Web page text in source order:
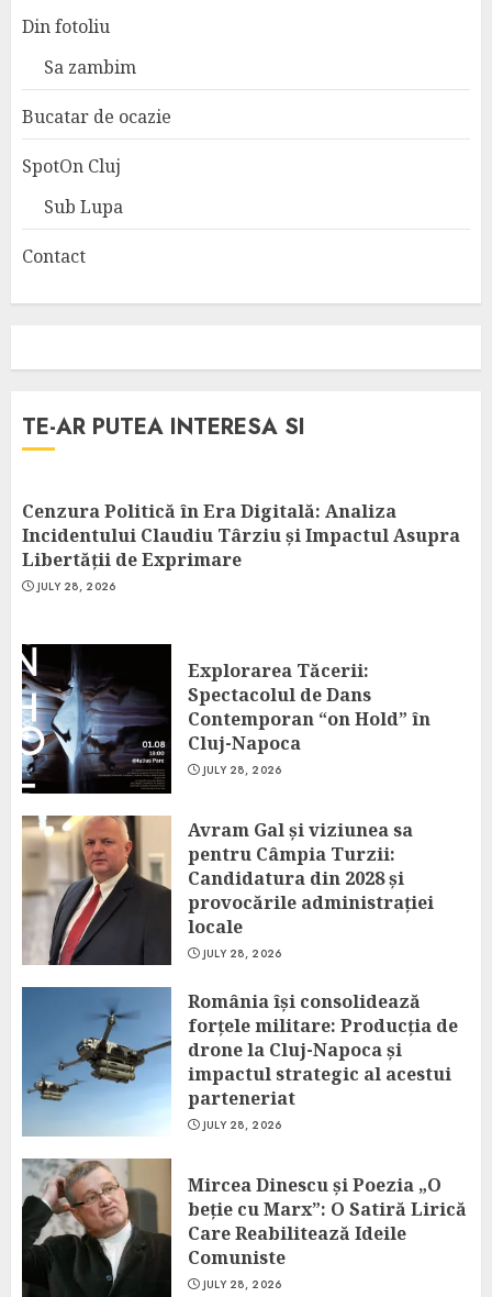
Din fotoliu
Sa zambim
Bucatar de ocazie
SpotOn Cluj
Sub Lupa
Contact
TE-AR PUTEA INTERESA SI
Cenzura Politică în Era Digitală: Analiza
Incidentului Claudiu Târziu și Impactul Asupra
Libertății de Exprimare
JULY 28, 2026
Explorarea Tăcerii:
Spectacolul de Dans
Contemporan “on Hold” în
Cluj-Napoca
JULY 28, 2026
Avram Gal și viziunea sa
pentru Câmpia Turzii:
Candidatura din 2028 și
provocările administrației
locale
JULY 28, 2026
România își consolidează
forțele militare: Producția de
drone la Cluj-Napoca și
impactul strategic al acestui
parteneriat
JULY 28, 2026
Mircea Dinescu și Poezia „O
beție cu Marx”: O Satiră Lirică
Care Reabilitează Ideile
Comuniste
JULY 28, 2026